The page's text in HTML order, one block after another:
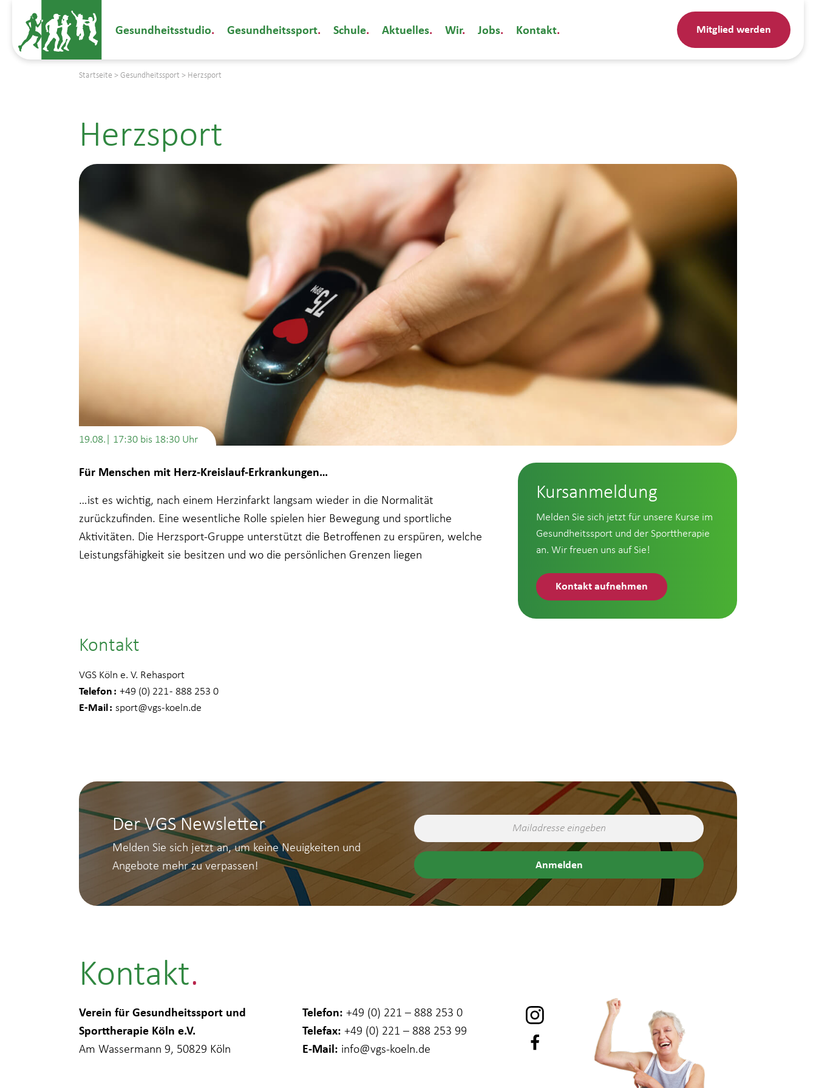
Gesundheitsstudio Gesundheitssport Schule Aktuelles Wir Jobs Kontakt Mitglied werden
Startseite > Gesundheitssport > Herzsport
Herzsport
19.08.| 17:30 bis 18:30
Für Menschen mit Herz-Kreislauf-Erkrankungen…
…ist es wichtig, nach einem Herzinfarkt langsam wieder in die Normalität
zurückzufinden. Eine wesentliche Rolle spielen hier Bewegung und sportliche
Aktivitäten. Die Herzsport-Gruppe unterstützt die Betroffenen zu erspüren, welche
Leistungsfähigkeit sie besitzen und wo die persönlichen Grenzen liegen
Kursanmeldung
Melden Sie sich jetzt für unsere Kurse im
Gesundheitssport und der Sporttherapie
an. Wir freuen uns auf Sie!
Kontakt aufnehmen
Kontakt
VGS Köln e. V. Rehasport
Telefon +49 (0) 221 - 888 253 0
E-Mail sport@vgs-koeln.de
Der VGS Newsletter
Melden Sie sich jetzt an, um keine Neuigkeiten und
Angebote mehr zu verpassen!
Kontakt
Verein für Gesundheitssport und
Sporttherapie Köln e.V.
Am Wassermann 9, 50829 Köln
Telefon: +49 (0) 221 – 888 253 0
Telefax: +49 (0) 221 – 888 253 99
E-Mail: info@vgs-koeln.de